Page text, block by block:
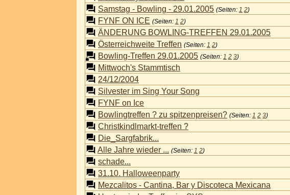
Samstag - Bowling - 29.01.2005 (Seiten: 1 2)
FYNF ON ICE (Seiten: 1 2)
ÄNDERUNG BOWLING-TREFFEN 29.01.2005
Österreichweite Treffen (Seiten: 1 2)
Bowling-Treffen 29.01.2005 (Seiten: 1 2 3)
Mittwoch's Stammtisch
24/12/2004
Silvester im Sing Your Song
FYNF on Ice
Bowlingtreffen ? zu spitzenpreisen? (Seiten: 1 2 3)
Christkindlmarkt-treffen ?
Die_Sargfabrik...
Alle Jahre wieder ... (Seiten: 1 2)
schade...
31.10. Halloweenparty
Mezcalitos - Cantina, Bar y Discoteca Mexicana